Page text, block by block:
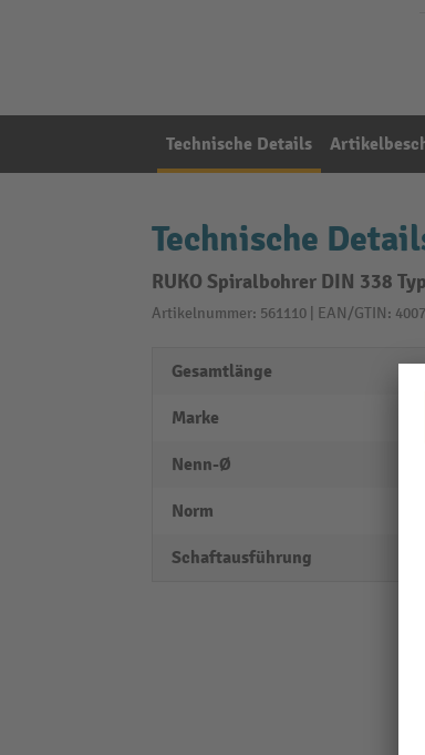
Technische Details
Technische
RUKO Spiralbohrer DIN 338
Artikelnummer: 561110 | EAN/GTIN:
Gesamtlänge
Marke
Nenn-Ø
Norm
Schaftausführung